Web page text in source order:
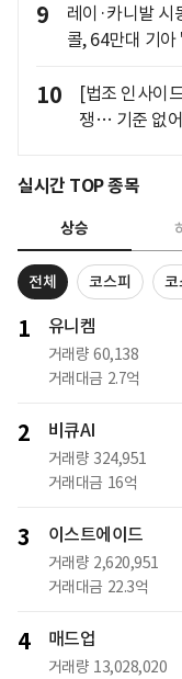
9
레이·카니발
콜, 64만대 기아
10
[법조 인사이
쟁… 기준 없
실시간 TOP 종목
상승
전체 코스피 코
1 유니켐
거래량 60,138
거래대금 2.7억
2 비큐AI
거래량 324,951
거래대금 16억
3 이스트에이드
거래량 2,620,951
거래대금 22.3억
4 매드업
거래량 13,028,020